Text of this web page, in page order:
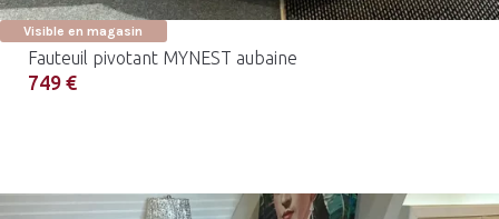
Visible en magasin
Fauteuil pivotant MYNEST aubaine
749 €